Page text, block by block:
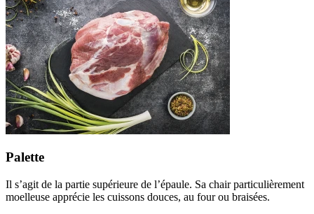
Palette
Il s’agit de la partie supérieure de l’épaule. Sa chair particulièrement
moelleuse apprécie les cuissons douces, au four ou braisées.